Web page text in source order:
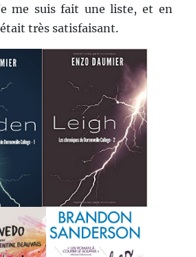
me suis fait une liste, et en
était très satisfaisant.